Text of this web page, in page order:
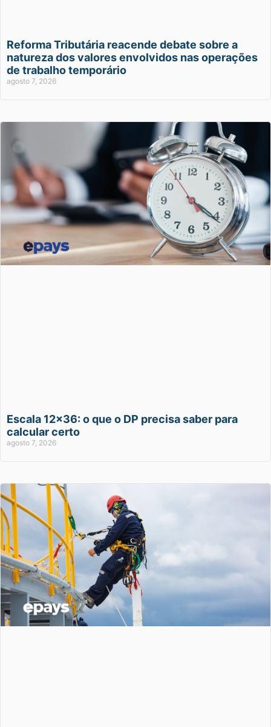
Reforma Tributária reacende debate sobre a
natureza dos valores envolvidos nas operações
de trabalho temporário
agosto 7, 2026
Escala 12×36: o que o DP precisa saber para
calcular certo
agosto 7, 2026